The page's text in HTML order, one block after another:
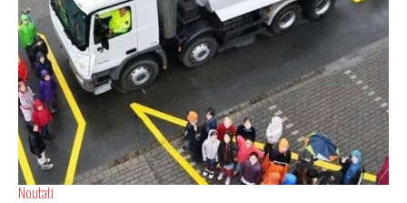
Noutati